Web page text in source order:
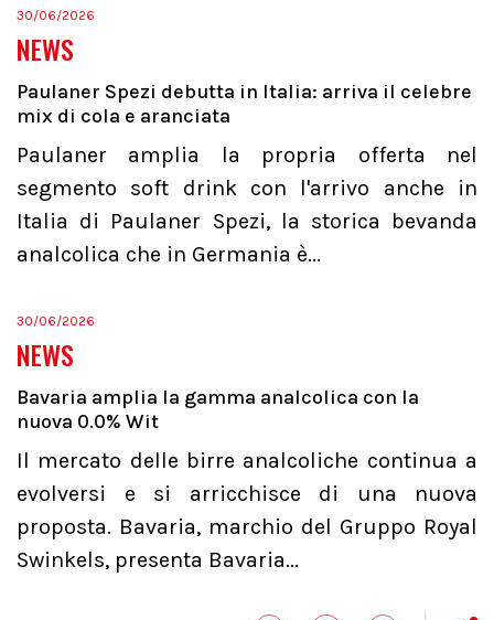
30/06/2026
NEWS
Paulaner Spezi debutta in Italia: arriva il celebre
mix di cola e aranciata
Paulaner amplia la propria offerta nel
segmento soft drink con l'arrivo anche in
Italia di Paulaner Spezi, la storica bevanda
analcolica che in Germania è...
30/06/2026
NEWS
Bavaria amplia la gamma analcolica con la
nuova 0.0% Wit
Il mercato delle birre analcoliche continua a
evolversi e si arricchisce di una nuova
proposta. Bavaria, marchio del Gruppo Royal
Swinkels, presenta Bavaria...